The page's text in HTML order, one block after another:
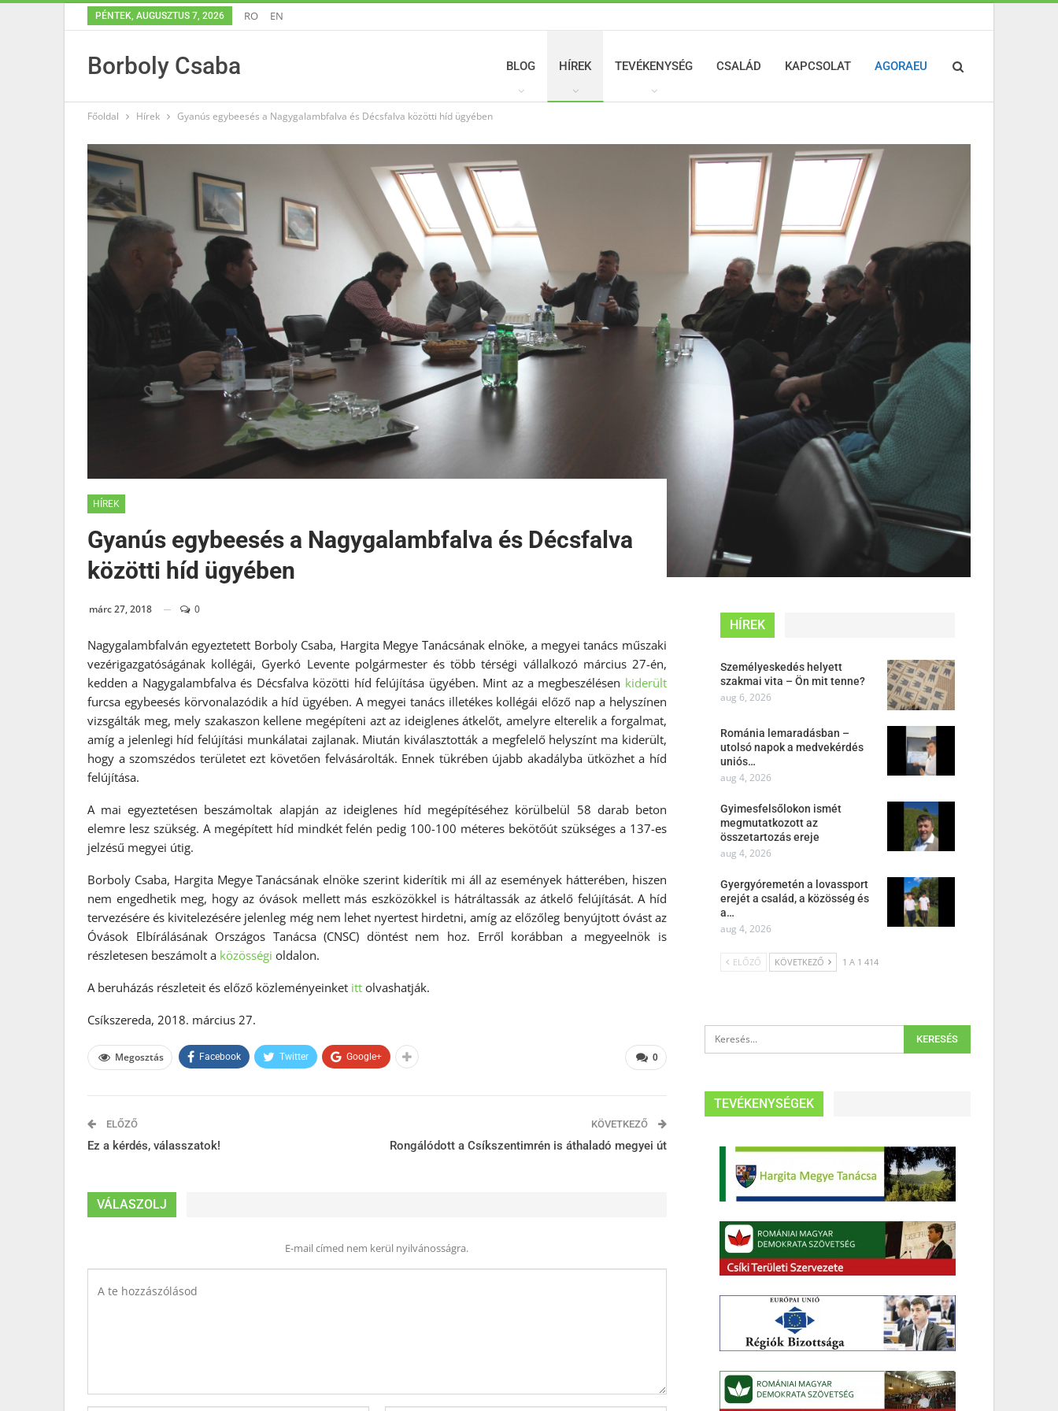
PÉNTEK, AUGUSZTUS 7, 2026 RO EN
Borboly Csaba BLOG HÍREK TEVÉKENYSÉG CSALÁD KAPCSOLAT AGORAEU
Főoldal Hírek Gyanús egybeesés a Nagygalambfalva és Décsfalva közötti híd ügyében
HÍREK
Gyanús egybeesés a Nagygalambfalva és Décsfalva
közötti híd ügyében
márc 27, 2018 0
Nagygalambfalván egyeztetett Borboly Csaba, Hargita Megye Tanácsának elnöke, a megyei tanács műszaki
vezérigazgatóságának kollégái, Gyerkó Levente polgármester és több térségi vállalkozó március 27-én,
kedden a Nagygalambfalva és Décsfalva közötti híd felújítása ügyében. Mint az a megbeszélésen kiderült
furcsa egybeesés körvonalazódik a híd ügyében. A megyei tanács illetékes kollégái előző nap a helyszínen
vizsgálták meg, mely szakaszon kellene megépíteni azt az ideiglenes átkelőt, amelyre elterelik a forgalmat,
amíg a jelenlegi híd felújítási munkálatai zajlanak. Miután kiválasztották a megfelelő helyszínt ma kiderült,
hogy a szomszédos területet ezt követően felvásárolták. Ennek tükrében újabb akadályba ütközhet a híd
felújítása.
A mai egyeztetésen beszámoltak alapján az ideiglenes híd megépítéséhez körülbelül 58 darab beton
elemre lesz szükség. A megépített híd mindkét felén pedig 100-100 méteres bekötőút szükséges a 137-es
jelzésű megyei útig.
Borboly Csaba, Hargita Megye Tanácsának elnöke szerint kiderítik mi áll az események hátterében, hiszen
nem engedhetik meg, hogy az óvások mellett más eszközökkel is hátráltassák az átkelő felújítását. A híd
tervezésére és kivitelezésére jelenleg még nem lehet nyertest hirdetni, amíg az előzőleg benyújtott óvást az
Óvások Elbírálásának Országos Tanácsa (CNSC) döntést nem hoz. Erről korábban a megyeelnök is
részletesen beszámolt a közösségi oldalon.
A beruházás részleteit és előző közleményeinket itt olvashatják.
Csíkszereda, 2018. március 27.
0
Megosztás Facebook Twitter Google+
ELŐZŐ
Ez a kérdés, válasszatok!
KÖVETKEZŐ
Rongálódott a Csíkszentimrén is áthaladó megyei út
VÁLASZOLJ
E-mail címed nem kerül nyilvánosságra.
HÍREK
Személyeskedés helyett
szakmai vita – Ön mit tenne?
aug 6, 2026
Románia lemaradásban –
utolsó napok a medvekérdés
uniós…
aug 4, 2026
Gyimesfelsőlokon ismét
megmutatkozott az
összetartozás ereje
aug 4, 2026
Gyergyóremetén a lovassport
erejét a család, a közösség és
a…
aug 4, 2026
ELŐZŐ KÖVETKEZŐ 1 A 1 414
TEVÉKENYSÉGEK